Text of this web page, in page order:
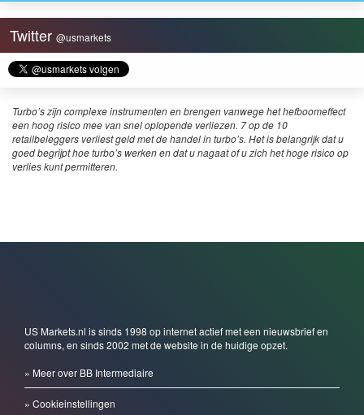
Twitter @usmarkets
Turbo’s zijn complexe instrumenten en brengen vanwege het hefboomeffect
een hoog risico mee van snel oplopende verliezen. 7 op de 10
retailbeleggers verliest geld met de handel in turbo’s. Het is belangrijk dat u
goed begrijpt hoe turbo’s werken en dat u nagaat of u zich het hoge risico op
verlies kunt permitteren.
US Markets.nl is sinds 1998 op internet actief met een nieuwsbrief en
columns, en sinds 2002 met de website in de huidige opzet.
» Meer over BB Intermediaire
» Cookieinstellingen